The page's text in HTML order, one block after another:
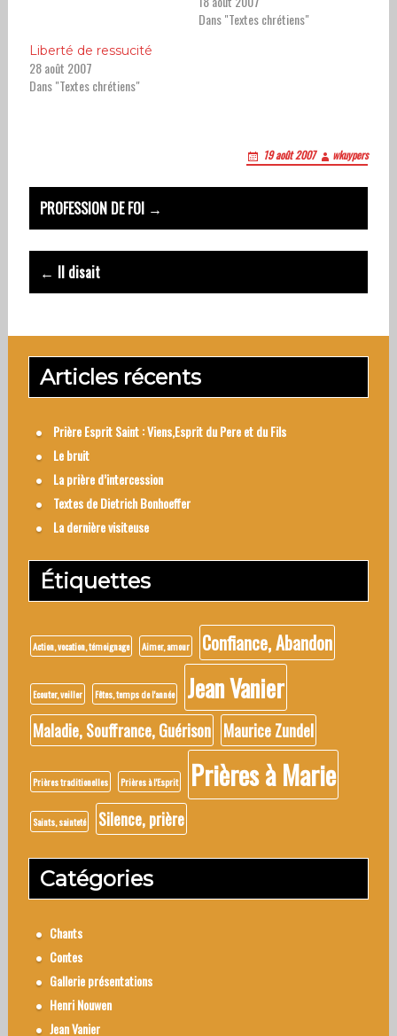
Dans "Textes chrétiens"
Liberté de ressucité
28 août 2007
Dans "Textes chrétiens"
19 août 2007 wkuypers
Post
navigation
PROFESSION DE FOI →
← Il disait
Articles récents
Prière Esprit Saint : Viens,Esprit du Pere et du Fils
Le bruit
La prière d’intercession
Textes de Dietrich Bonhoeffer
La dernière visiteuse
Étiquettes
Action, vocation, témoignage Aimer, amour Confiance, Abandon
Ecouter, veiller Fêtes, temps de l'année Jean Vanier
Maladie, Souffrance, Guérison Maurice Zundel
Prières traditionelles Prières à l'Esprit Prières à Marie
Saints, sainteté Silence, prière
Catégories
Chants
Contes
Gallerie présentations
Henri Nouwen
Jean Vanier